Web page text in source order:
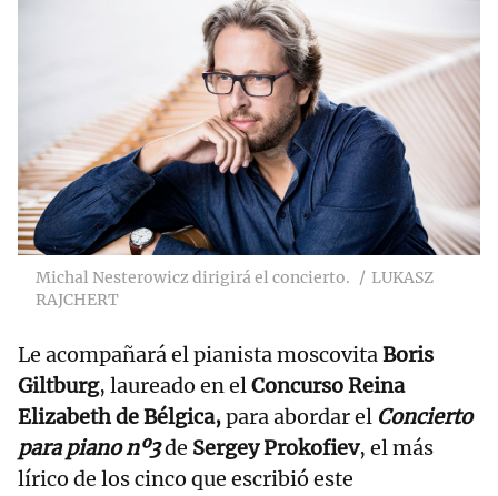
Michal Nesterowicz dirigirá el concierto.
LUKASZ
RAJCHERT
Le acompañará el pianista moscovitaBoris
Giltburg, laureado en elConcurso Reina
Elizabeth de Bélgica,para abordar el Concierto
para piano nº3de Sergey Prokofiev, el más
lírico de los cinco que escribió este